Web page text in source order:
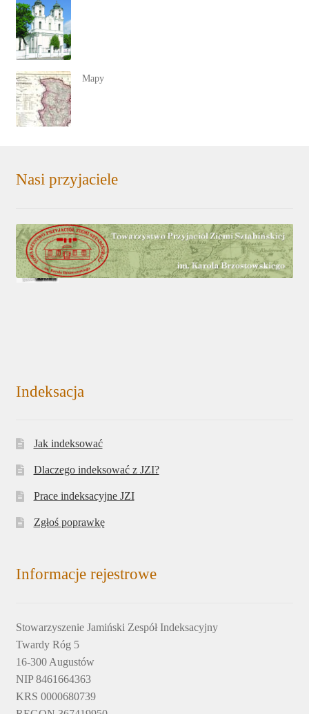
Mapy
Nasi przyjaciele
Indeksacja
Jak indeksować
Dlaczego indeksować z JZI?
Prace indeksacyjne JZI
Zgłoś poprawkę
Informacje rejestrowe
Stowarzyszenie Jamiński Zespół Indeksacyjny
Twardy Róg 5
16-300 Augustów
NIP 8461664363
KRS 0000680739